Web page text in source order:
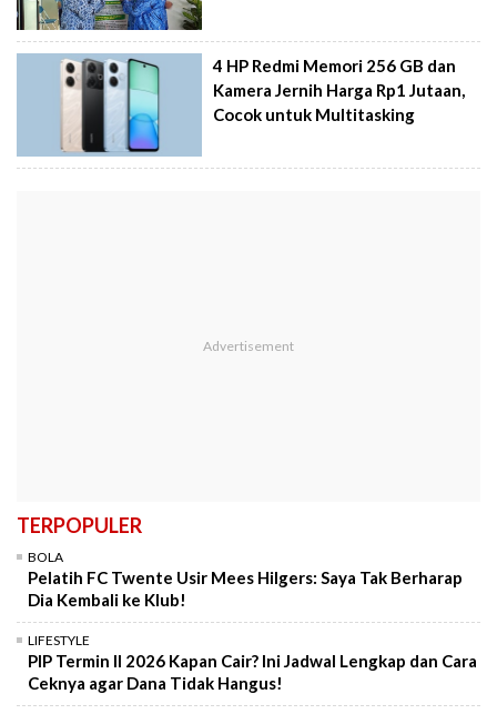
4 HP Redmi Memori 256 GB dan
Kamera Jernih Harga Rp1 Jutaan,
Cocok untuk Multitasking
TERPOPULER
BOLA
Pelatih FC Twente Usir Mees Hilgers: Saya Tak Berharap
Dia Kembali ke Klub!
LIFESTYLE
PIP Termin II 2026 Kapan Cair? Ini Jadwal Lengkap dan Cara
Ceknya agar Dana Tidak Hangus!